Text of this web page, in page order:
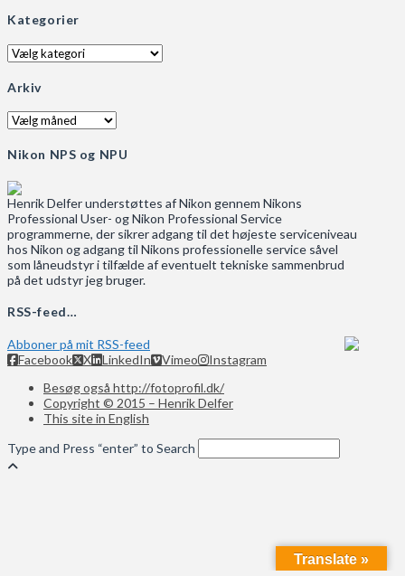
Kategorier
Kategorier
Arkiv
Arkiv
Nikon NPS og NPU
Henrik Delfer understøttes af Nikon gennem Nikons
Professional User- og Nikon Professional Service
programmerne, der sikrer adgang til det højeste serviceniveau
hos Nikon og adgang til Nikons professionelle service såvel
som låneudstyr i tilfælde af eventuelt tekniske sammenbrud
på det udstyr jeg bruger.
RSS-feed…
Abboner på mit RSS-feed
Facebook
X LinkedIn Vimeo
Instagram
Besøg også http://fotoprofil.dk/
Copyright © 2015 – Henrik Delfer
This site in English
Type and Press “enter” to Search
Translate »